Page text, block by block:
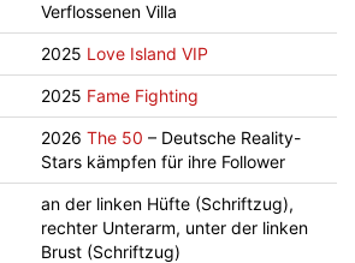
Verflossenen Villa
2025 Love Island VIP
2025 Fame Fighting
2026 The 50 – Deutsche Reality-
Stars kämpfen für ihre Follower
an der linken Hüfte (Schriftzug),
rechter Unterarm, unter der linken
Brust (Schriftzug)